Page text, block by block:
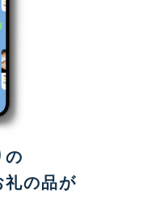
の
礼の品が